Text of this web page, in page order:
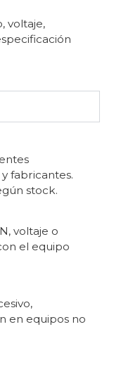
voltaje,
fabricantes.
stock.
voltaje o
el equipo
en equipos no